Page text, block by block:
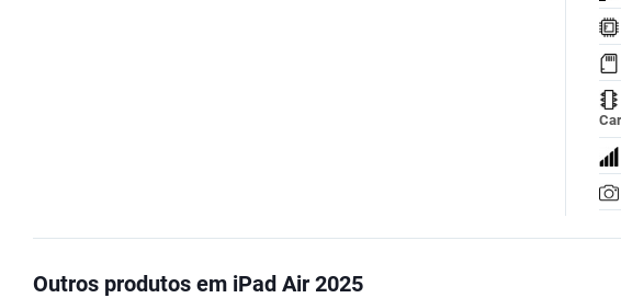
Outros produtos em iPad Air 2025